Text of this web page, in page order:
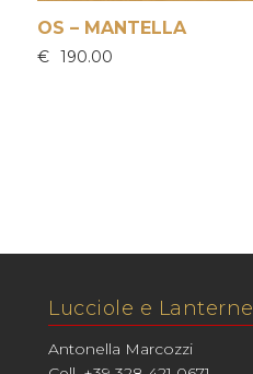
OS – MANTELLA
€ 190.00
Lucciole e Lanterne
Antonella Marcozzi